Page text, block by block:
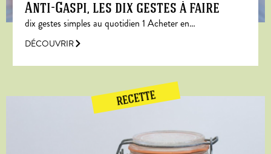
Anti-Gaspi, les dix gestes à faire
dix gestes simples au quotidien 1 Acheter en…
DÉCOUVRIR
RECETTE